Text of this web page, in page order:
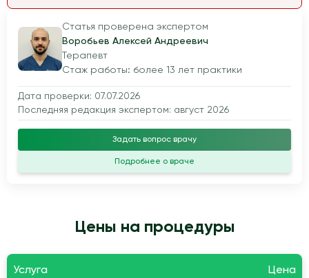
Статья проверена экспертом
Воробьев Алексей Андреевич
Терапевт
Стаж работы: более 13 лет практики
Дата проверки: 07.07.2026
Последняя редакция экспертом: август 2026
Задать вопрос врачу
Подробнее о враче
Цены на процедуры
Услуга Цена